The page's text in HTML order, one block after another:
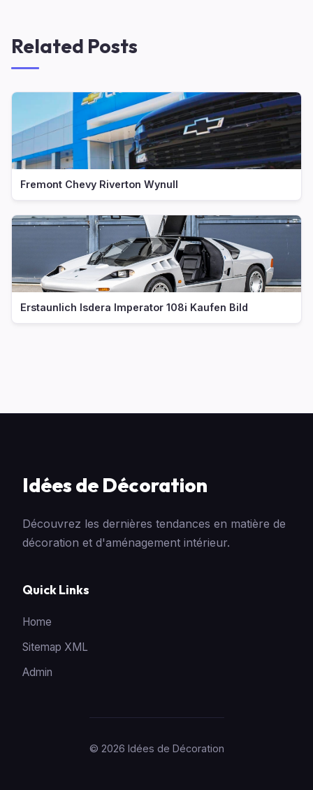
Related Posts
Fremont Chevy Riverton Wynull
Erstaunlich Isdera Imperator 108i Kaufen Bild
Idées de Décoration
Découvrez les dernières tendances en matière de
décoration et d'aménagement intérieur.
Quick Links
Home
Sitemap XML
Admin
© 2026 Idées de Décoration